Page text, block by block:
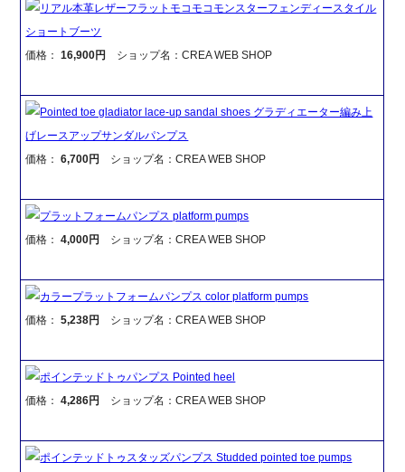
リアル本革レザーフラットモコモコモンスターフェンディースタイル
ショートブーツ
価格：16,900円 ショップ名：CREA WEB SHOP
Pointed toe gladiator lace-up sandal shoes グラディエーター編み上
げレースアップサンダルパンプス
価格：6,700円 ショップ名：CREA WEB SHOP
プラットフォームパンプス platform pumps
価格：4,000円 ショップ名：CREA WEB SHOP
カラープラットフォームパンプス color platform pumps
価格：5,238円 ショップ名：CREA WEB SHOP
ポインテッドトゥパンプス Pointed heel
価格：4,286円 ショップ名：CREA WEB SHOP
ポインテッドトゥスタッズパンプス Studded pointed toe pumps